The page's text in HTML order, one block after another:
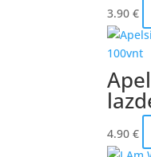
3.90€
4.90€